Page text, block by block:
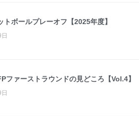
トボールプレーオフ【2025年度】
ファーストラウンドの見どころ【Vol.4】